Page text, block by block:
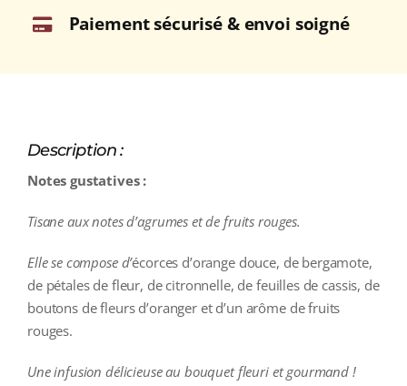
Paiement sécurisé & envoi soigné
Description :
Notes gustatives :
Tisane aux notes d’agrumes et de fruits rouges.
Elle se compose d’écorces d’orange douce, de bergamote,
de pétales de fleur, de citronnelle, de feuilles de cassis, de
boutons de fleurs d’oranger et d’un arôme de fruits
rouges.
Une infusion délicieuse au bouquet fleuri et gourmand !